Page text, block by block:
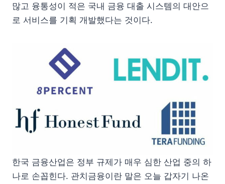
많고 융통성이 적은 국내 금융 대출 시스템의 대안으
로 서비스를 기획 개발했다는 것이다.
한국 금융산업은 정부 규제가 매우 심한 산업 중의 하
나로 손꼽힌다. 관치금융이란 말은 오늘 갑자기 나온